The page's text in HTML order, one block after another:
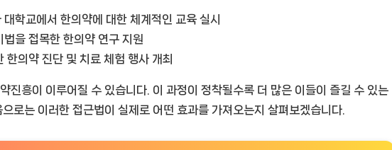
대학교에서 한의약에 대한 체계적인 교육 실시
법을 접목한 한의약 연구 지원
한의약 진단 및 치료 체험 행사 개최
진흥이 이루어질 수 있습니다. 이 과정이 정착될수록 더 많은 이들이 즐길 수 있는
로는 이러한 접근법이 실제로 어떤 효과를 가져오는지 살펴보겠습니다.